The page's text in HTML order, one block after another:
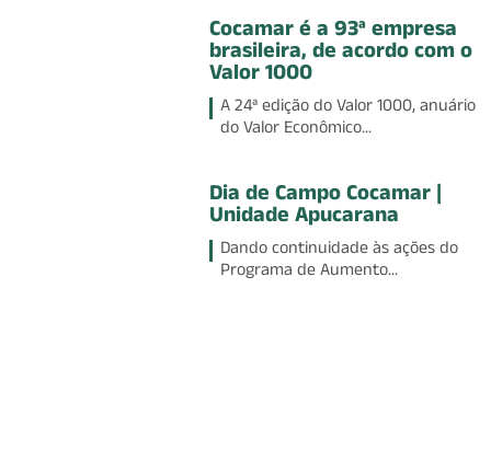
Cocamar é a 93ª empresa
brasileira, de acordo com o
Valor 1000
A 24ª edição do Valor 1000, anuário
do Valor Econômico...
Dia de Campo Cocamar |
Unidade Apucarana
Dando continuidade às ações do
Programa de Aumento...